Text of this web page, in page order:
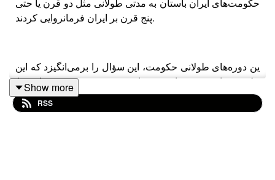
پنج قرن بر ایران فرمانروایی کردند.
ین دوره‌های طولانی حکومت، این سؤال را برمی‌انگیزد که این
حکومت‌ها بر چه مبنایی می‌توانستند مشروعیت خود را حفظ
کنند.
Show more
RSS